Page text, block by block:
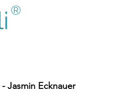
®
Jasmin Ecknauer